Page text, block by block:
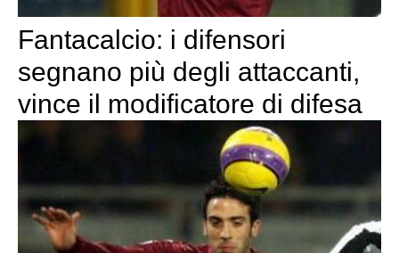
Fantacalcio: i difensori
segnano più degli attaccanti,
vince il modificatore di difesa